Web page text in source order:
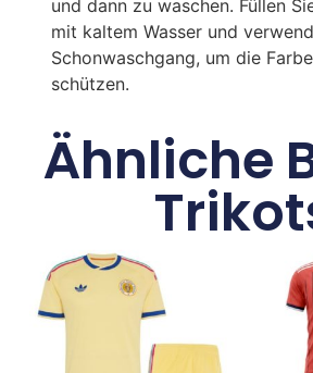
und dann zu waschen. Füllen
mit kaltem Wasser und
Schonwaschgang, um die
schützen.
Ähnliche